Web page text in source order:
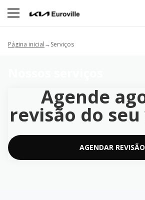
Página inicial Serviços
Agende
revisão do
AGENDAR REVISÃO